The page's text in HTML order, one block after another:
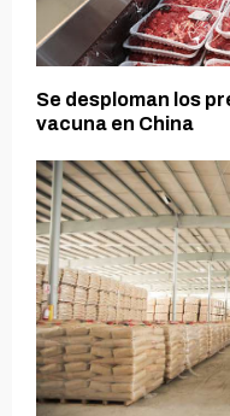
Se desploman los
vacuna en China